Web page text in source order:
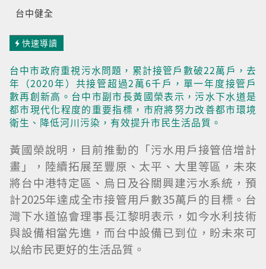
台中健全
快速導讀
台中市政府重視污水問題，累計接管戶數破22萬戶，去
年（2020年）共接管超過2萬6千戶，單一年度接管戶
數再創新高。台中市副市長黃國榮表示，污水下水道是
都市現代化程度的重要指標，市府將努力改善都市環境
衛生、降低河川污染，有效提升市民生活品質。
黃國榮說明，目前推動的「污水用戶接管倍增計
畫」，陸續拓展至豐原、太平、大里等區，未來
將台中港特定區、烏日及谷關興建污水系統，預
計2025年達成全市接管用戶數35萬戶的目標。台
灣下水道協會理事長江黎明表示，如今水利技術
與設備相當先進，而台中設備已到位，盼未來可
以給市民更好的生活品質。